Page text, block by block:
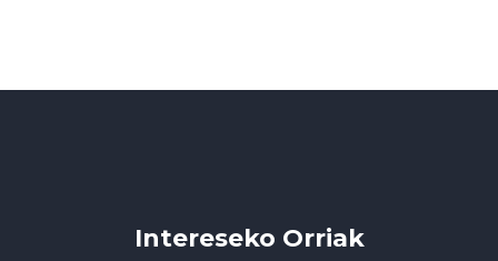
Intereseko Orriak